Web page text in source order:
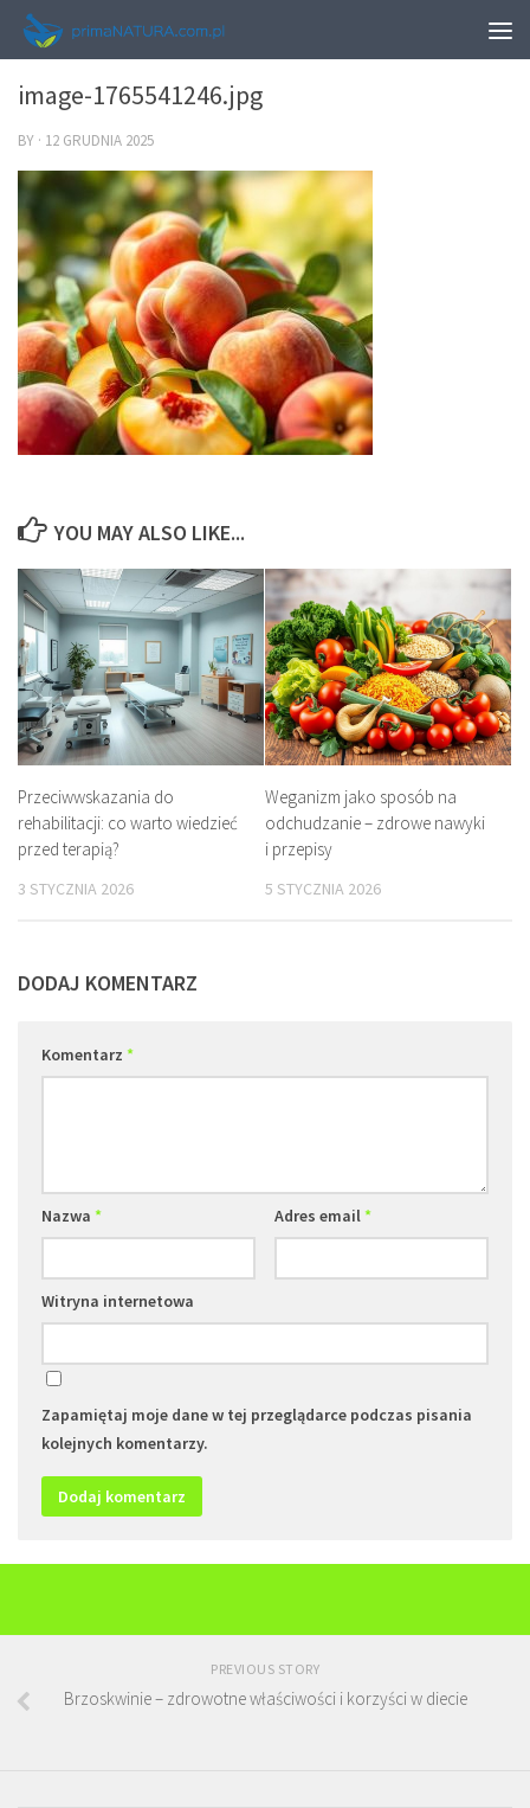
0
image-1765541246.jpg
BY · 12 GRUDNIA 2025
YOU MAY ALSO LIKE...
Przeciwwskazania do
rehabilitacji: co warto wiedzieć
przed terapią?
3 STYCZNIA 2026
Weganizm jako sposób na
odchudzanie – zdrowe nawyki
i przepisy
5 STYCZNIA 2026
DODAJ KOMENTARZ
Komentarz *
Nazwa * Adres email*
Witryna internetowa
Zapamiętaj moje dane w tej przeglądarce podczas pisania
kolejnych komentarzy.
PREVIOUS STORY
Brzoskwinie – zdrowotne właściwości i korzyści w diecie